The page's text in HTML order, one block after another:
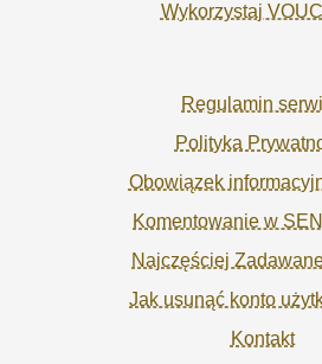
Wykorzystaj
Regulamin
Polityka
Obowiązek
Komentowanie w
Najczęściej
Jak usunąć konto
Kontakt